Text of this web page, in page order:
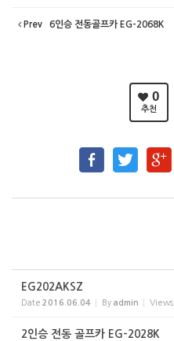
Prev 6인승 전동골프카 EG-2068K
0
추천
EG202AKSZ
Date 2016.06.04 By admin Views
2인승 전동 골프카 EG-2028K